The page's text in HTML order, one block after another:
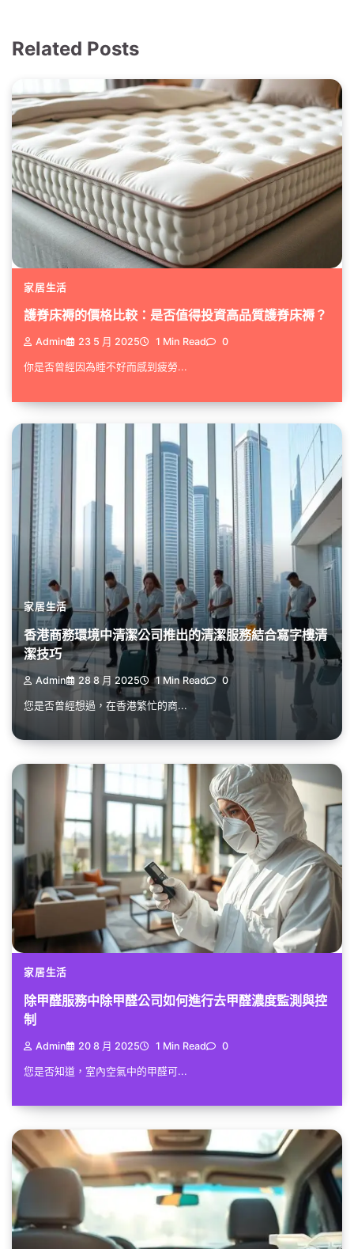
Related Posts
家居生活
護脊床褥的價格比較：是否值得投資高品質護脊床褥？
Admin 23 5 月 2025 1 Min Read 0
你是否曾經因為睡不好而感到疲勞...
家居生活
香港商務環境中清潔公司推出的清潔服務結合寫字樓清
潔技巧
Admin 28 8 月 2025 1 Min Read 0
您是否曾經想過，在香港繁忙的商...
家居生活
除甲醛服務中除甲醛公司如何進行去甲醛濃度監測與控
制
Admin 20 8 月 2025 1 Min Read 0
您是否知道，室內空氣中的甲醛可...